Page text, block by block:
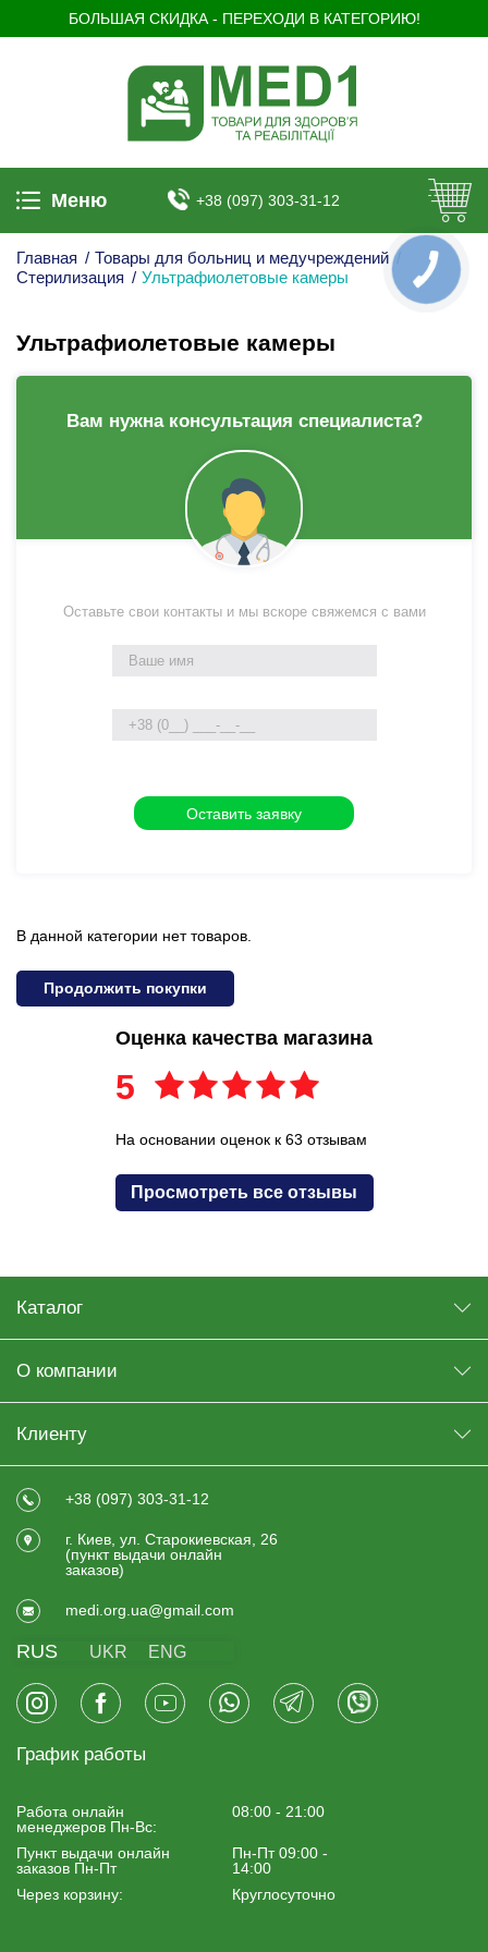
БОЛЬШАЯ СКИДКА - ПЕРЕХОДИ В КАТЕГОРИЮ!
Меню +38 (097) 303-31-12
Главная / Товары для больниц и медучреждений /
Стерилизация / Ультрафиолетовые камеры
Ультрафиолетовые камеры
Вам нужна консультация специалиста?
Оставьте свои контакты и мы вскоре свяжемся с вами
В данной категории нет товаров.
Продолжить покупки
Оценка качества магазина
5
На основании оценок к 63 отзывам
Просмотреть все отзывы
Каталог
О компании
Клиенту
+38 (097) 303-31-12
г. Киев, ул. Старокиевская, 26
(пункт выдачи онлайн
заказов)
medi.org.ua@gmail.com
RUS UKR ENG
График работы
Работа онлайн
менеджеров Пн-Вс:
08:00 - 21:00
Пункт выдачи онлайн
заказов Пн-Пт
Пн-Пт 09:00 -
14:00
Через корзину:
Круглосуточно
КНОПКА
ЗВ'ЯЗКУ